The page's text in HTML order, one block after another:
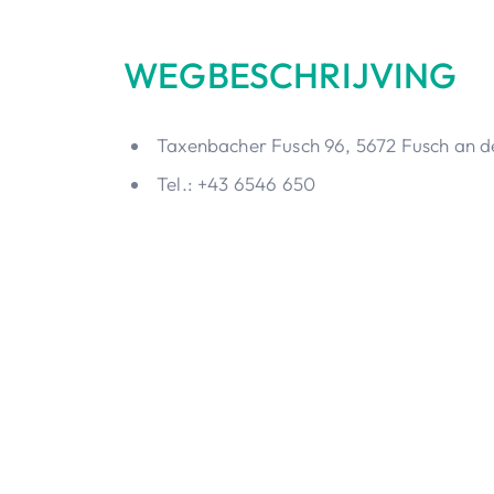
WEGBESCHRIJVING
Taxenbacher Fusch 96, 5672 Fusch an
Tel.: +43 6546 650